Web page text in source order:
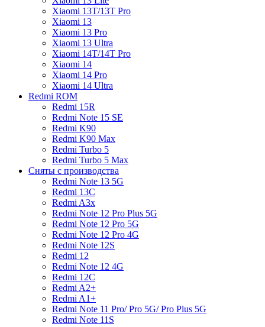
Xiaomi 13T/13T Pro
Xiaomi 13
Xiaomi 13 Pro
Xiaomi 13 Ultra
Xiaomi 14T/14T Pro
Xiaomi 14
Xiaomi 14 Pro
Xiaomi 14 Ultra
Redmi ROM
Redmi 15R
Redmi Note 15 SE
Redmi K90
Redmi K90 Max
Redmi Turbo 5
Redmi Turbo 5 Max
Сняты с производства
Redmi Note 13 5G
Redmi 13C
Redmi A3x
Redmi Note 12 Pro Plus 5G
Redmi Note 12 Pro 5G
Redmi Note 12 Pro 4G
Redmi Note 12S
Redmi 12
Redmi Note 12 4G
Redmi 12C
Redmi A2+
Redmi A1+
Redmi Note 11 Pro/ Pro 5G/ Pro Plus 5G
Redmi Note 11S